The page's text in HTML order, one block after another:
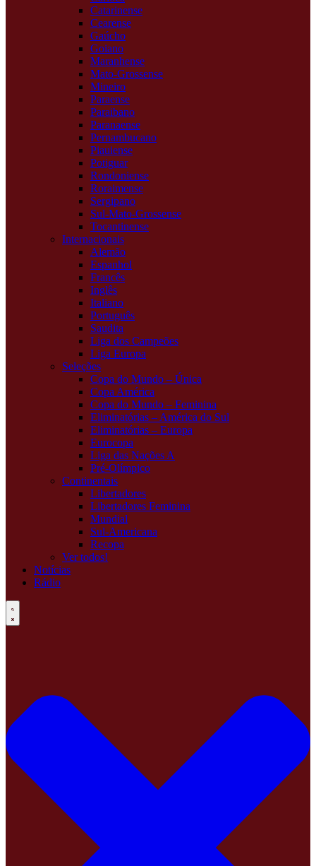
Catarinense
Cearense
Gaúcho
Goiano
Maranhense
Mato-Grossense
Mineiro
Paraense
Paraibano
Paranaense
Pernambucano
Piauiense
Potiguar
Rondoniense
Roraimense
Sergipano
Sul-Mato-Grossense
Tocantinense
Internacionais
Alemão
Espanhol
Francês
Inglês
Italiano
Português
Saudita
Liga dos Campeões
Liga Europa
Seleções
Copa do Mundo – Única
Copa América
Copa do Mundo – Feminina
Eliminatórias – América do Sul
Eliminatórias – Europa
Eurocopa
Liga das Nações A
Pré-Olímpico
Continentais
Libertadores
Libertadores Feminina
Mundial
Sul-Americana
Recopa
Ver todos!
Notícias
Rádio